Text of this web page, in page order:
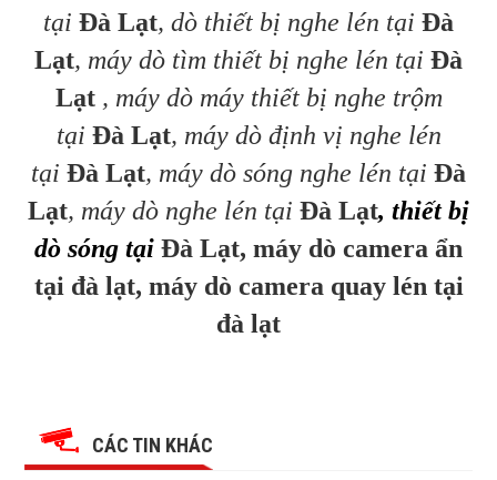
tại Đà Lạt, dò thiết bị nghe lén tại Đà
Lạt, máy dò tìm thiết bị nghe lén tại Đà
Lạt, máy dò máy thiết bị nghe trộm
tại Đà Lạt, máy dò định vị nghe lén
tại Đà Lạt, máy dò sóng nghe lén tại Đà
Lạt, máy dò nghe lén tại Đà Lạt, thiết bị
dò sóng tại Đà Lạt, máy dò camera ẩn
tại đà lạt, máy dò camera quay lén tại
đà lạt
CÁC TIN KHÁC